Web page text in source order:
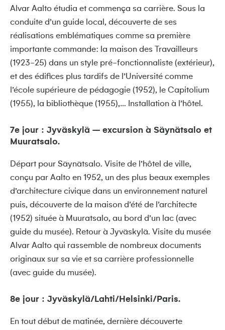
Alvar Aalto étudia et commença sa carrière. Sous la
conduite d’un guide local, découverte de ses
réalisations emblématiques comme sa première
importante commande: la maison des Travailleurs
(1923-25) dans un style pré-fonctionnaliste (extérieur),
et des édifices plus tardifs de l’Université comme
l’école supérieure de pédagogie (1952), le Capitolium
(1955), la bibliothèque (1955),… Installation à l’hôtel.
7e jour : Jyväskylä – excursion à Säynätsalo et
Muuratsalo.
Départ pour Säynätsalo. Visite de l’hôtel de ville,
conçu par Aalto en 1952, un des plus beaux exemples
d’architecture civique dans un environnement naturel
puis, découverte de la maison d’été de l’architecte
(1952) située à Muuratsalo, au bord d’un lac (avec
guide du musée). Retour à Jyväskylä. Visite du musée
Alvar Aalto qui rassemble de nombreux documents
originaux sur sa vie et sa carrière professionnelle
(avec guide du musée).
8e jour : Jyväskylä/Lahti/Helsinki/Paris.
En tout début de matinée, dernière découverte